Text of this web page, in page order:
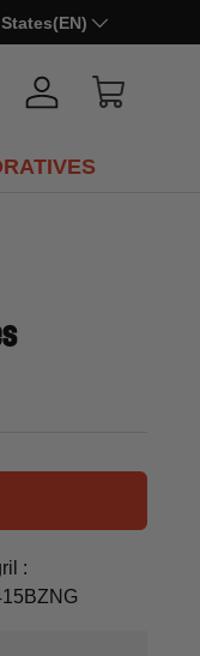
Se connecter
Panier
: